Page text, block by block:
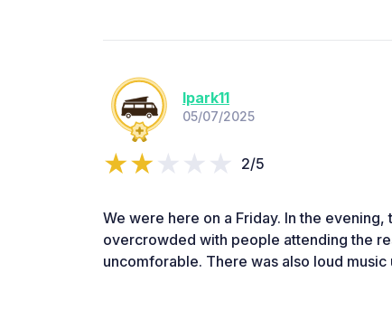
lpark11
05/07/2025
2/5
We were here on a Friday. In the evening,
overcrowded with people attending the
uncomforable. There was also loud music